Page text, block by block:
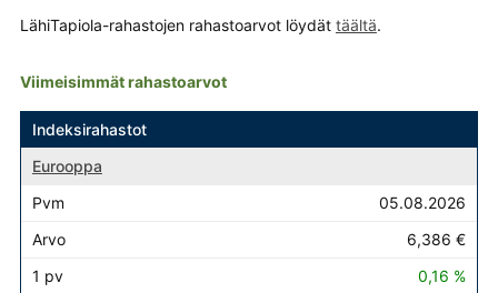
LähiTapiola-rahastojen rahastoarvot löydät täältä.
Viimeisimmät rahastoarvot
Rahasto Pvm
Indeksirahastot
Eurooppa
05.08.2026
6,386 €
0,16 %